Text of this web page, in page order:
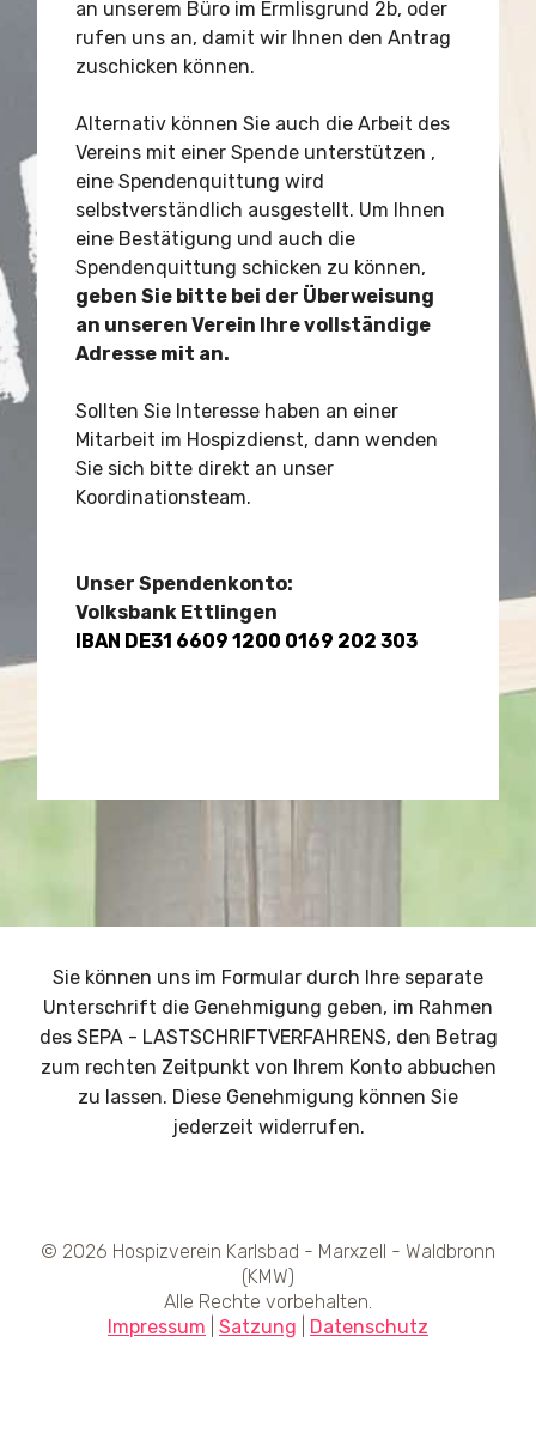
an unserem Büro im Ermlisgrund 2b, oder
rufen uns an, damit wir Ihnen den Antrag
zuschicken können.
Alternativ können Sie auch die Arbeit des
Vereins mit einer Spende unterstützen ,
eine Spendenquittung wird
selbstverständlich ausgestellt. Um Ihnen
eine Bestätigung und auch die
Spendenquittung schicken zu können,
geben Sie bitte bei der Überweisung
an unseren Verein Ihre vollständige
Adresse mit an.
Sollten Sie Interesse haben an einer
Mitarbeit im Hospizdienst, dann wenden
Sie sich bitte direkt an unser
Koordinationsteam.
Unser Spendenkonto:
Volksbank Ettlingen
IBAN DE31 6609 1200 0169 202 303
Sie können uns im Formular durch Ihre separate
Unterschrift die Genehmigung geben, im Rahmen
des SEPA - LASTSCHRIFTVERFAHRENS, den Betrag
zum rechten Zeitpunkt von Ihrem Konto abbuchen
zu lassen. Diese Genehmigung können Sie
jederzeit widerrufen.
© 2026 Hospizverein Karlsbad - Marxzell - Waldbronn
(KMW)
Alle Rechte vorbehalten.
Impressum
Satzung Datenschutz